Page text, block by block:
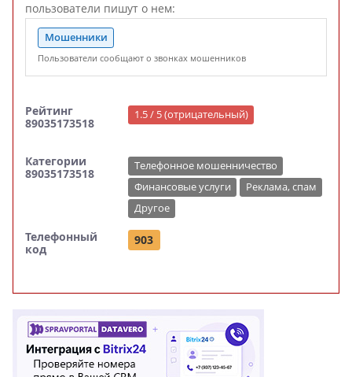
пользователи пишут о нем:
Мошенники
Пользователи сообщают о звонках мошенников
Рейтинг
89035173518
1.5 / 5 (отрицательный)
Категории
89035173518
Телефонное мошенничество
Финансовые услуги
Реклама, спам
Другое
Телефонный
код
903